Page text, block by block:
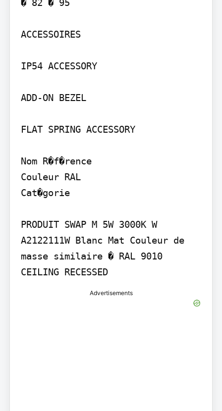
� 82 � 95
ACCESSOIRES
IP54 ACCESSORY
ADD-ON BEZEL
FLAT SPRING ACCESSORY
Nom R�f�rence
Couleur RAL
Cat�gorie
PRODUIT SWAP M 5W 3000K W
A2122111W Blanc Mat Couleur de
masse similaire � RAL 9010
CEILING RECESSED
Advertisements